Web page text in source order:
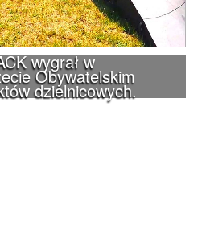
wygrał w
Obywatelskim
dzielnicowych.